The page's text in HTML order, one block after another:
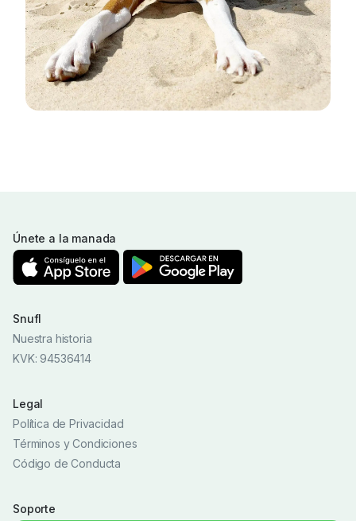
Únete a la manada
Snufl
Nuestra historia
KVK: 94536414
Legal
Política de Privacidad
Términos y Condiciones
Código de Conducta
Soporte